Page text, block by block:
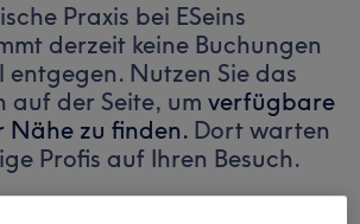
Praxis bei ESeins
derzeit keine Buchungen
entgegen. Nutzen Sie das
auf der Seite, um verfügbare
Nähe zu finden. Dort warten
Profis auf Ihren Besuch.